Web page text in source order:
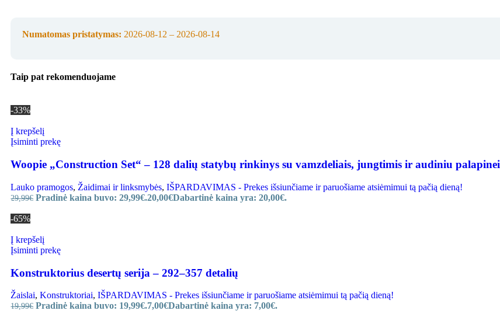
Numatomas pristatymas: 2026-08-12 – 2026-08-14
Taip pat rekomenduojame
-33%
Į krepšelį
Įsiminti prekę
Woopie „Construction Set“ – 128 dalių statybų rinkinys su vamzdeliais, jungtimis ir audiniu palapinei
Lauko pramogos, Žaidimai ir linksmybės, IŠPARDAVIMAS - Prekes išsiunčiame ir paruošiame atsiėmimui tą pačią dieną!
29,99€ Pradinė kaina buvo: 29,99€.20,00€Dabartinė kaina yra: 20,00€.
-65%
Į krepšelį
Įsiminti prekę
Konstruktorius desertų serija – 292–357 detalių
Žaislai, Konstruktoriai, IŠPARDAVIMAS - Prekes išsiunčiame ir paruošiame atsiėmimui tą pačią dieną!
19,99€ Pradinė kaina buvo: 19,99€.7,00€Dabartinė kaina yra: 7,00€.